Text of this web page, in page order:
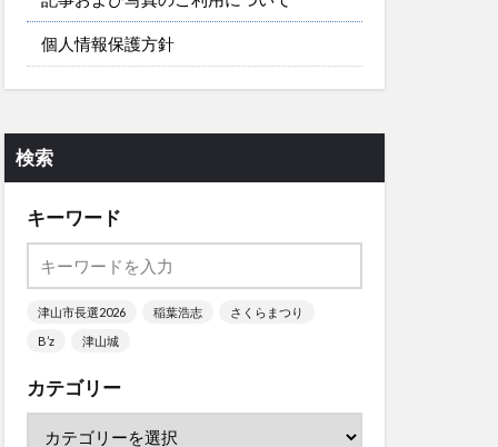
個人情報保護方針
検索
キーワード
津山市長選2026 稲葉浩志
さくらまつり
B’z
津山城
カテゴリー